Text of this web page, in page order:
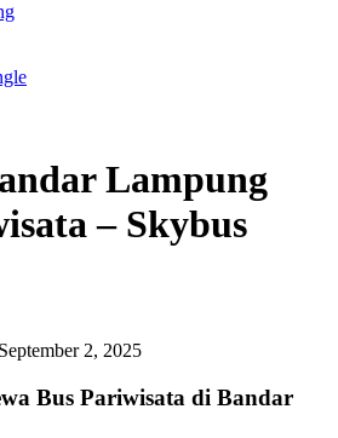
Lampung
– Skybus
September 2, 2025
Bus Pariwisata di Bandar